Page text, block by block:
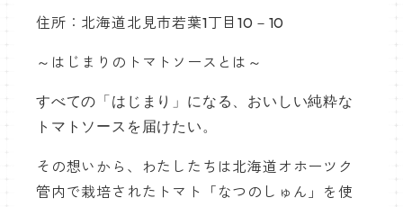
住所：北海道北見市若葉1丁目10－10
～はじまりのトマトソースとは～
すべての「はじまり」になる、おいしい純粋な
トマトソースを届けたい。
その想いから、わたしたちは北海道オホーツク
管内で栽培されたトマト「なつのしゅん」を使